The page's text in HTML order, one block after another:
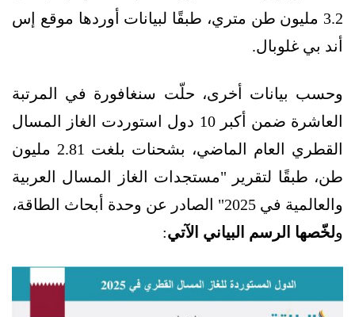
3.2 مليون طن متري، طبقًا لبيانات أوردها موقع إس
أند بي غلوبال.
وحسب بيانات أخرى، حلّت سنغافورة في المرتبة
العاشرة ضمن أكبر 10 دول استوردت الغاز المسال
القطري العام الماضي، بشحنات بلغت 2.81 مليون
طن، طبقًا لتقرير "مستجدات الغاز المسال العربية
والعالمية في 2025" الصادر عن وحدة أبحاث الطاقة،
ولخّصها الرسم البياني الآتي: